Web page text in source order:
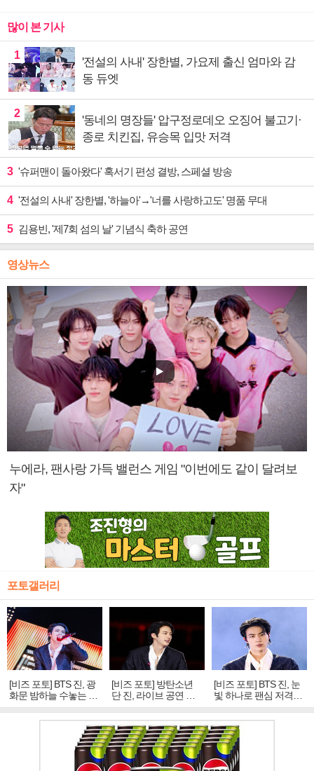
많이 본 기사
1
'전설의 사내' 장한별, 가요제 출신 엄마와 감
동 듀엣
2
'동네의 명장들' 압구정로데오 오징어 불고기·
종로 치킨집, 유승목 입맛 저격
3 '슈퍼맨이 돌아왔다' 혹서기 편성 결방, 스페셜 방송
4 '전설의 사내' 장한별, '하늘아'→'너를 사랑하고도' 명품 무대
5 김용빈, '제7회 섬의 날' 기념식 축하 공연
영상뉴스
누에라, 팬사랑 가득 밸런스 게임 "이번에도 같이 달려보
자"
포토갤러리
[비즈 포토] BTS 진, 광
화문 밤하늘 수놓는 '비
주얼 킹'의 열창
[비즈 포토] 방탄소년
단 진, 라이브 공연 중
빛나는 독보적 아우라
[비즈 포토] BTS 진, 눈
빛 하나로 팬심 저격…
독보적 카리스마